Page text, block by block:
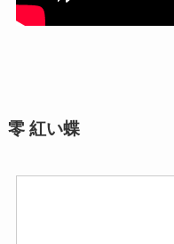
零 紅い蝶